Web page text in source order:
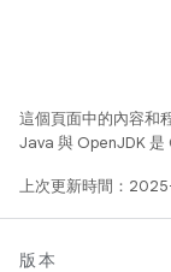
這個頁面中的內容和
Java 與 OpenJDK 是
上次更新時間：
版本